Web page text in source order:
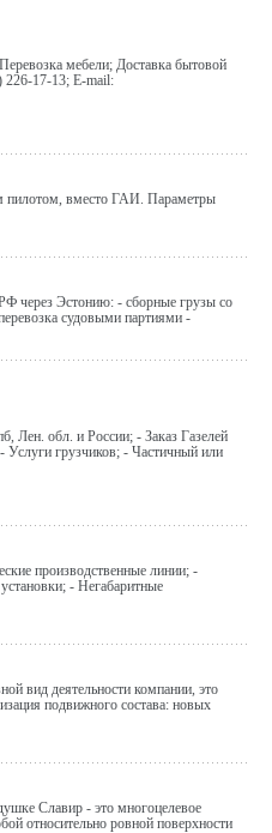
мебели; Доставка бытовой
226-17-13; E-mail:
пилотом, вместо ГАИ. Параметры
через Эстонию: - сборные грузы со
судовыми партиями -
Лен. обл. и России; - Заказ Газелей
Услуги грузчиков; - Частичный или
производственные линии; -
- Негабаритные
вид деятельности компании, это
подвижного состава: новых
Славир - это многоцелевое
относительно ровной поверхности